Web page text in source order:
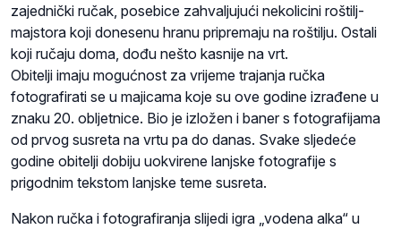
zajednički ručak, posebice zahvaljujući nekolicini roštilj-
majstora koji donesenu hranu pripremaju na roštilju. Ostali
koji ručaju doma, dođu nešto kasnije na vrt.
Obitelji imaju mogućnost za vrijeme trajanja ručka
fotografirati se u majicama koje su ove godine izrađene u
znaku 20. obljetnice. Bio je izložen i baner s fotografijama
od prvog susreta na vrtu pa do danas. Svake sljedeće
godine obitelji dobiju uokvirene lanjske fotografije s
prigodnim tekstom lanjske teme susreta.
Nakon ručka i fotografiranja slijedi igra „vodena alka“ u